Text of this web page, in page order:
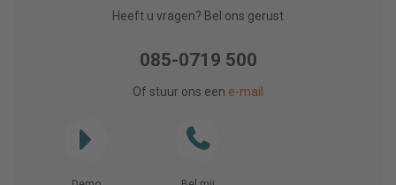
Heeft u vragen? Bel ons gerust
085-0719 500
Of stuur ons een e-mail